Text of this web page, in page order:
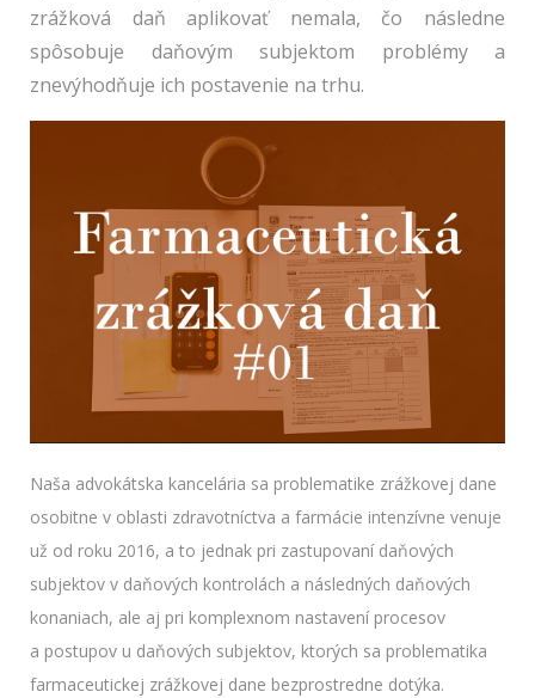
zrážková daň aplikovať nemala, čo následne
spôsobuje daňovým subjektom problémy a
znevýhodňuje ich postavenie na trhu.
Naša advokátska kancelária sa problematike zrážkovej dane
osobitne v oblasti zdravotníctva a farmácie intenzívne venuje
už od roku 2016, a to jednak pri zastupovaní daňových
subjektov v daňových kontrolách a následných daňových
konaniach, ale aj pri komplexnom nastavení procesov
a postupov u daňových subjektov, ktorých sa problematika
farmaceutickej zrážkovej dane bezprostredne dotýka.